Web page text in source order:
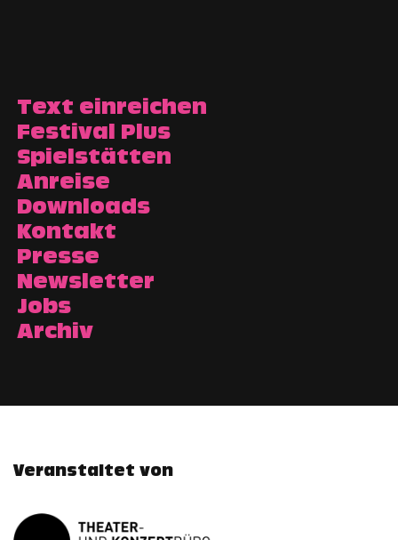
Text einreichen
Festival Plus
Spielstätten
Anreise
Downloads
Kontakt
Presse
Newsletter
Jobs
Archiv
Veranstaltet von